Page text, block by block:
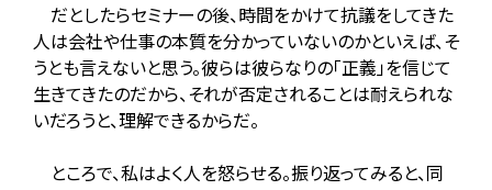
だとしたらセミナーの後、時間をかけて抗議をしてきた
人は会社や仕事の本質を分かっていないのかといえば、そ
うとも言えないと思う。彼らは彼らなりの「正義」を信じて
生きてきたのだから、それが否定されることは耐えられな
いだろうと、理解できるからだ。
ところで、私はよく人を怒らせる。振り返ってみると、同